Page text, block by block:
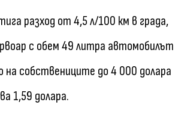
разход от 4,5 л/100 км в града,
с обем 49 литра автомобилът
собствениците до 4 000 долара
1,59 долара.